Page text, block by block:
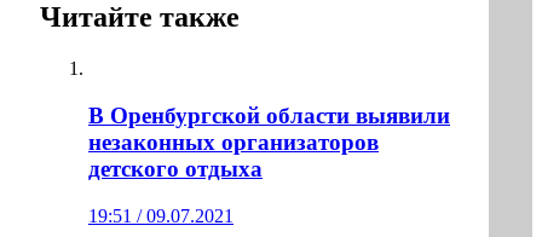
Читайте также
В Оренбургской области выявили
незаконных организаторов
детского отдыха
19:51 / 09.07.2021